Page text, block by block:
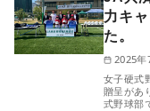
力キ
た。
2025年
女子硬式
贈呈があ
式野球部